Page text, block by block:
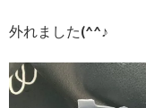
外れました(^^♪